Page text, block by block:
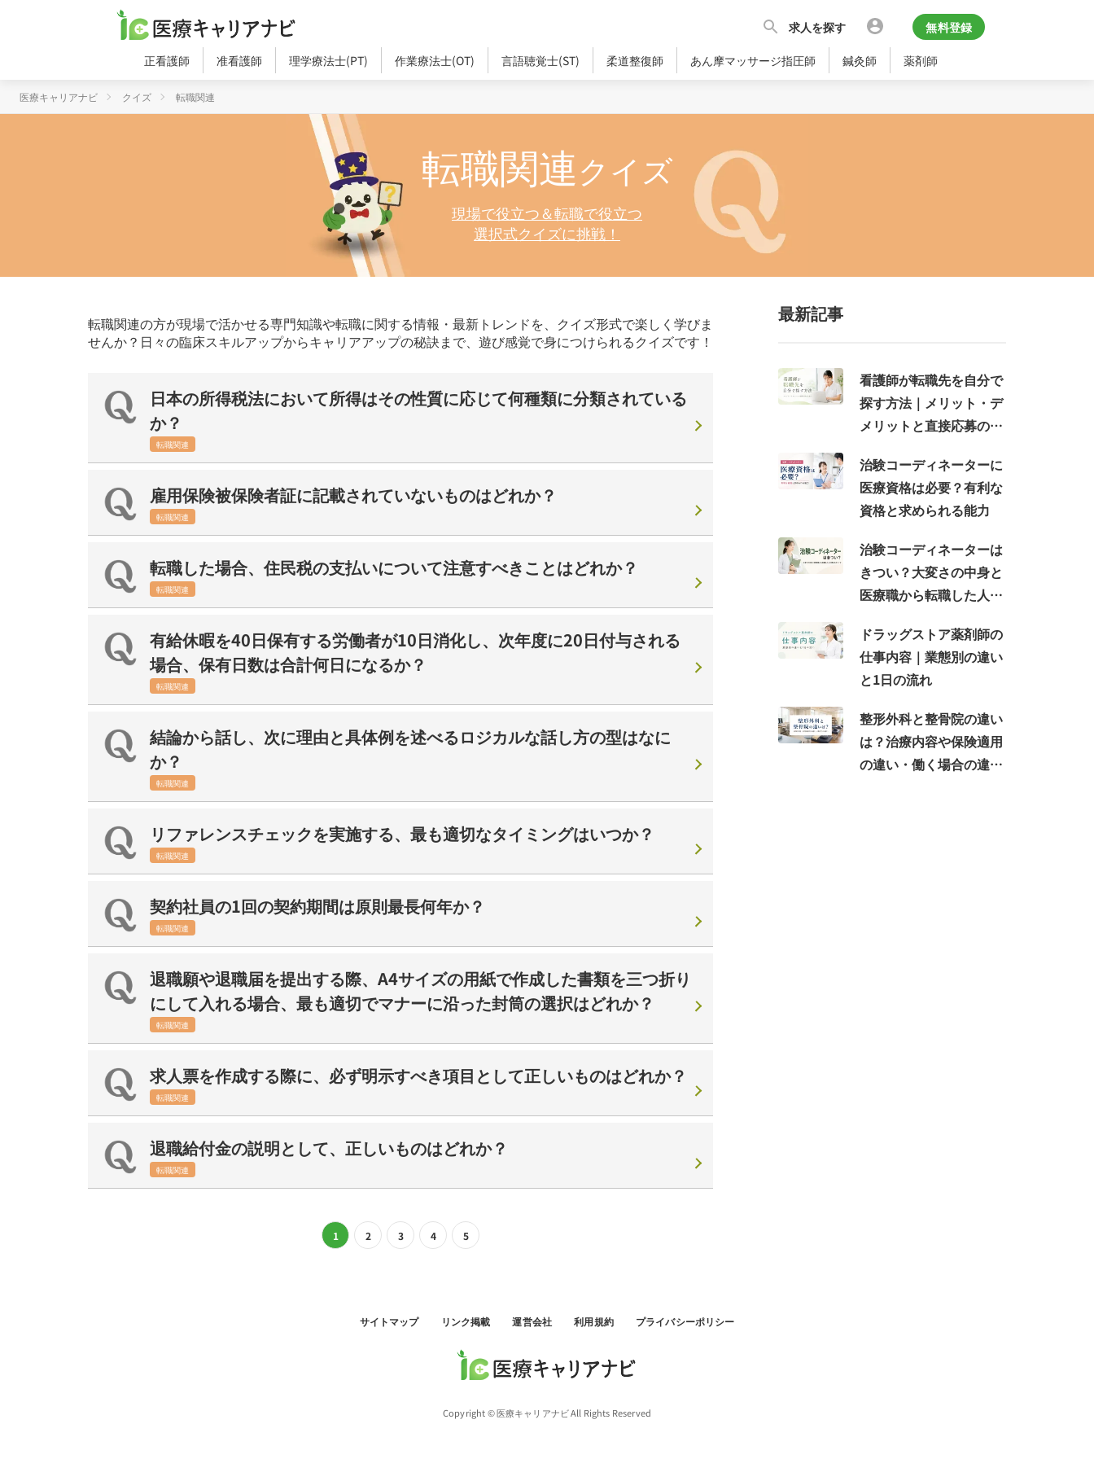
求人を探す 無料登録
正看護師 准看護師 理学療法士(PT) 作業療法士(OT) 言語聴覚士(ST) 柔道整復師 あん摩マッサージ指圧師 鍼灸師 薬剤師
医療キャリアナビ クイズ 転職関連
転職関連クイズ
現場で役立つ＆転職で役立つ
選択式クイズに挑戦！
転職関連の方が現場で活かせる専門知識や転職に関する情報・最新トレンドを、クイズ形式で楽しく学びま
せんか？日々の臨床スキルアップからキャリアアップの秘訣まで、遊び感覚で身につけられるクイズです！
日本の所得税法において所得はその性質に応じて何種類に分類されている
か？
転職関連
雇用保険被保険者証に記載されていないものはどれか？
転職関連
転職した場合、住民税の支払いについて注意すべきことはどれか？
転職関連
有給休暇を40日保有する労働者が10日消化し、次年度に20日付与される
場合、保有日数は合計何日になるか？
転職関連
結論から話し、次に理由と具体例を述べるロジカルな話し方の型はなに
か？
転職関連
リファレンスチェックを実施する、最も適切なタイミングはいつか？
転職関連
契約社員の1回の契約期間は原則最長何年か？
転職関連
退職願や退職届を提出する際、A4サイズの用紙で作成した書類を三つ折り
にして入れる場合、最も適切でマナーに沿った封筒の選択はどれか？
転職関連
求人票を作成する際に、必ず明示すべき項目として正しいものはどれか？
転職関連
退職給付金の説明として、正しいものはどれか？
転職関連
1 2 3 4 5
最新記事
看護師が転職先を自分で
探す方法｜メリット・デ
メリットと直接応募の注
治験コーディネーターに
医療資格は必要？有利な
資格と求められる能力
治験コーディネーターは
きつい？大変さの中身と
医療職から転職した人が
ドラッグストア薬剤師の
仕事内容｜業態別の違い
と1日の流れ
整形外科と整骨院の違い
は？治療内容や保険適用
の違い・働く場合の違い
サイトマップ リンク掲載 運営会社 利用規約 プライバシーポリシー
Copyright © 医療キャリアナビ All Rights Reserved